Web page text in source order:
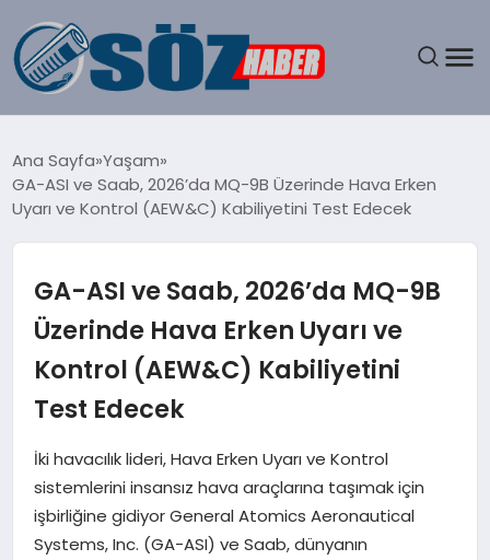
EKONOMI
EĞITIM
DÜNYA
TEKNOLOJI
Ana Sayfa Yaşam
GA-ASI ve Saab, 2026’da MQ-9B Üzerinde Hava Erken
Uyarı ve Kontrol (AEW&C) Kabiliyetini Test Edecek
GA-ASI ve Saab, 2026’da MQ-9B
Üzerinde Hava Erken Uyarı ve
Kontrol (AEW&C) Kabiliyetini
Test Edecek
İki havacılık lideri, Hava Erken Uyarı ve Kontrol
sistemlerini insansız hava araçlarına taşımak için
işbirliğine gidiyor General Atomics Aeronautical
Systems, Inc. (GA-ASI) ve Saab, dünyanın